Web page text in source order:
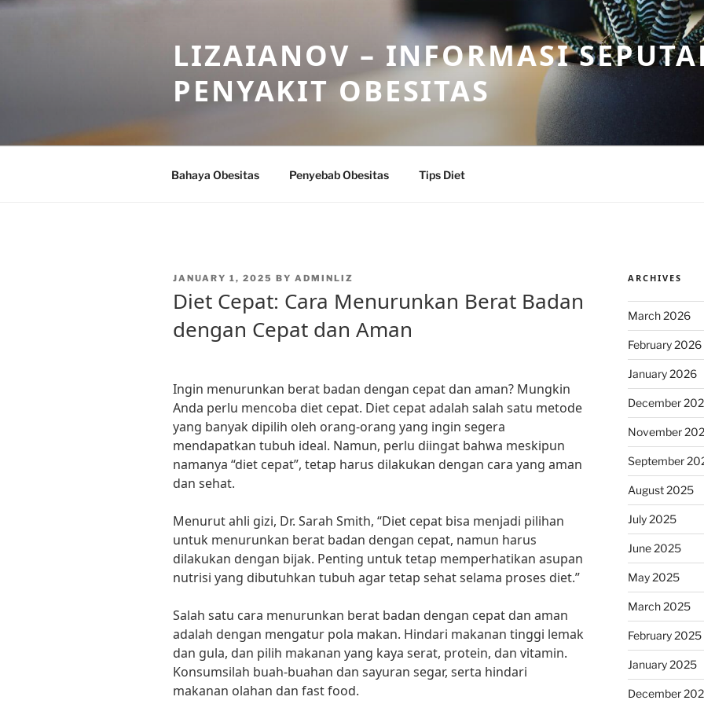
Skip
LIZAIANOV – INFORMASI
PENYAKIT OBESITAS
Bahaya Obesitas Penyebab Obesitas Tips Diet
POSTED
JANUARY 1, 2025 BY ADMINLIZ
Diet Cepat: Cara Menurunkan Berat Badan
dengan Cepat dan Aman
Ingin menurunkan berat badan dengan cepat dan aman? Mungkin
Anda perlu mencoba diet cepat. Diet cepat adalah salah satu metode
yang banyak dipilih oleh orang-orang yang ingin segera
mendapatkan tubuh ideal. Namun, perlu diingat bahwa meskipun
namanya “diet cepat”, tetap harus dilakukan dengan cara yang aman
dan sehat.
Menurut ahli gizi, Dr. Sarah Smith, “Diet cepat bisa menjadi pilihan
untuk menurunkan berat badan dengan cepat, namun harus
dilakukan dengan bijak. Penting untuk tetap memperhatikan asupan
nutrisi yang dibutuhkan tubuh agar tetap sehat selama proses diet.”
Salah satu cara menurunkan berat badan dengan cepat dan aman
adalah dengan mengatur pola makan. Hindari makanan tinggi lemak
dan gula, dan pilih makanan yang kaya serat, protein, dan vitamin.
Konsumsilah buah-buahan dan sayuran segar, serta hindari
makanan olahan dan fast food.
ARCHIVES
March 2026
February 2026
January 2026
December
November
September
August 2025
July 2025
June 2025
May 2025
March 2025
February 2025
January 2025
December